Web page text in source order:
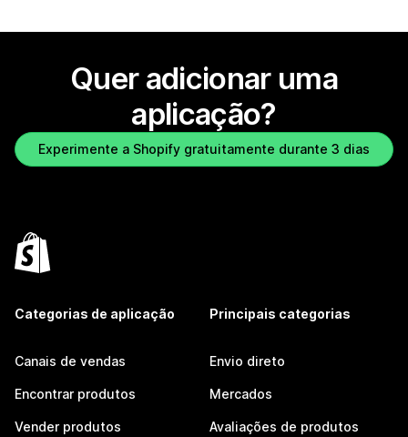
Quer adicionar uma
aplicação?
Experimente a Shopify gratuitamente durante 3 dias
Categorias de aplicação
Canais de vendas
Encontrar produtos
Vender produtos
Principais categorias
Envio direto
Mercados
Avaliações de produtos